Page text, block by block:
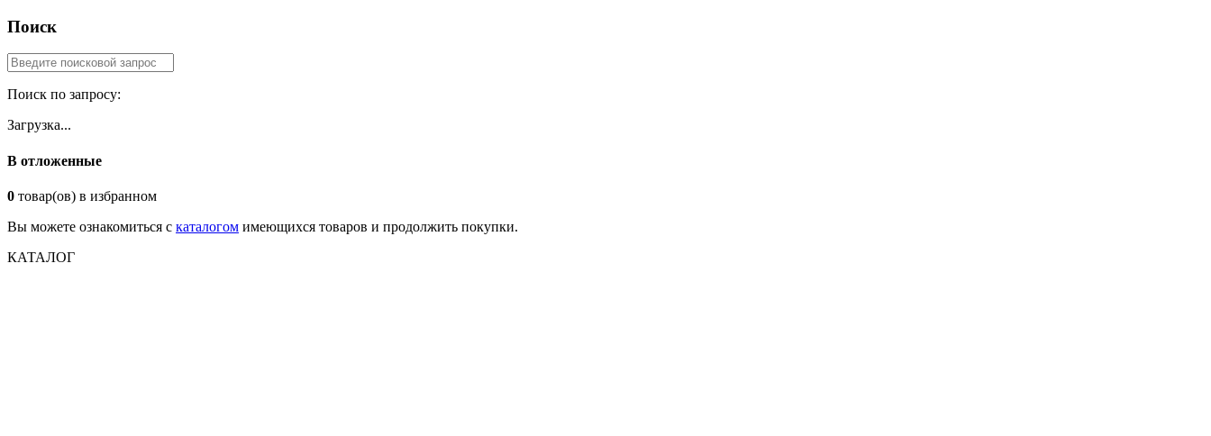
Поиск
Поиск по запросу:
Загрузка...
В отложенные
0 товар(ов) в избранном
Вы можете ознакомиться с каталогом имеющихся товаров и продолжить покупки.
КАТАЛОГ